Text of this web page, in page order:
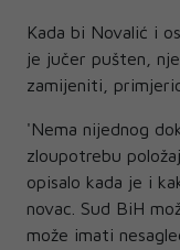
Kada bi Novalić i
je jučer pušten,
zamijeniti,
'Nema nijednog
zloupotrebu
opisalo kada je i
novac. Sud BiH
može imati